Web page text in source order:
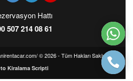
Hattı
507 214 08 61
© 2026 - Tüm Hakları Saklıdır -
Kiralama Scripti